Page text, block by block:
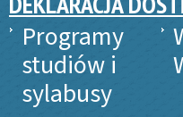
Programy
studiów i
sylabusy